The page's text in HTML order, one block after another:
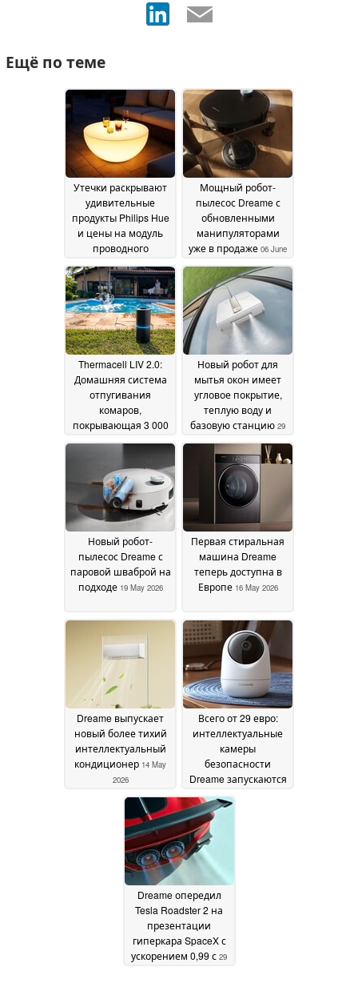
Ещё по теме
Утечки раскрывают
удивительные
продукты Philips Hue
и цены на модуль
проводного
настенного
выключателя08 June
2026
Мощный робот-
пылесос Dreame с
обновленными
манипуляторами
уже в продаже 06 June
2026
Thermacell LIV 2.0:
Домашняя система
отпугивания
комаров,
покрывающая 3 000
квадратных футов03
Новый робот для
мытья окон имеет
угловое покрытие,
теплую воду и
базовую станцию 29
May 2026
Новый робот-
пылесос Dreame с
паровой шваброй на
подходе 19 May 2026
Первая стиральная
машина Dreame
теперь доступна в
Европе 16 May 2026
Dreame выпускает
новый более тихий
интеллектуальный
кондиционер 14 May
2026
Всего от 29 евро:
интеллектуальные
камеры
безопасности
Dreame запускаются
со скидками в
начале недели
Dreame опередил
Tesla Roadster 2 на
презентации
гиперкара SpaceX с
ускорением 0,99 с 29